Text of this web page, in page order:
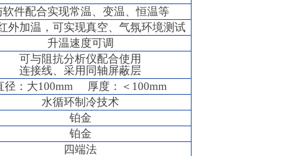
软件配合实现常温、变温、恒温等
外加温，可实现真空、气氛环境测试
升温速度可调
可与阻抗分析仪配合使用
连接线、采用同轴屏蔽层
径：大100mm 厚度：＜100mm
水循环制冷技术
铂金
铂金
四端法